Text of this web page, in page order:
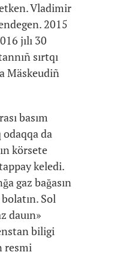
Vladimir
2015
jılı 30
sırtqı
Mäskeudiñ
basım
da
körsete
keledi.
gaz bağasın
Sol
dauın»
biligi
resmi